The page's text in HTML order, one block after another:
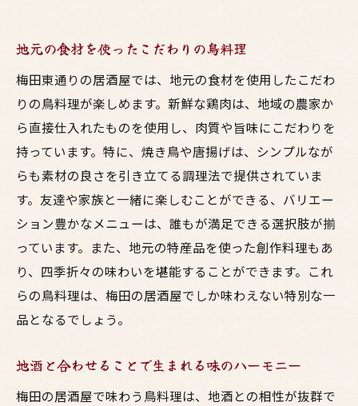
料理の魅力
居酒屋でのおすすめ鳥料理メニュー
美味しいお酒と共に過ごす楽しい時間
グループで訪れる際の注意点
人気の居酒屋で楽しむ鳥料理の秘密
会話が弾む居酒屋の魅力の紹介
家族で訪れる梅田東通りの居酒屋で心に残る美
味しさを体験
家族全員が楽しめる鳥料理メニュー
家族団らんのひとときを演出する料理
家族で行く際のおすすめプラン
地元の食材を使ったこだわりの鳥料理
梅田東通りの居酒屋では、地元の食材を使用したこだわ
りの鳥料理が楽しめます。新鮮な鶏肉は、地域の農家か
ら直接仕入れたものを使用し、肉質や旨味にこだわりを
持っています。特に、焼き鳥や唐揚げは、シンプルなが
らも素材の良さを引き立てる調理法で提供されていま
す。友達や家族と一緒に楽しむことができる、バリエー
ション豊かなメニューは、誰もが満足できる選択肢が揃
っています。また、地元の特産品を使った創作料理もあ
り、四季折々の味わいを堪能することができます。これ
らの鳥料理は、梅田の居酒屋でしか味わえない特別な一
品となるでしょう。
地酒と合わせることで生まれる味のハーモニー
梅田の居酒屋で味わう鳥料理は、地酒との相性が抜群で